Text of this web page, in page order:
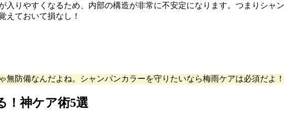
入りやすくなるため、内部の構造が非常に不安定になります。つまりシャ
えておいて損なし！
無防備なんだよね。シャンパンカラーを守りたいなら梅雨ケアは必須だよ！
！神ケア術5選